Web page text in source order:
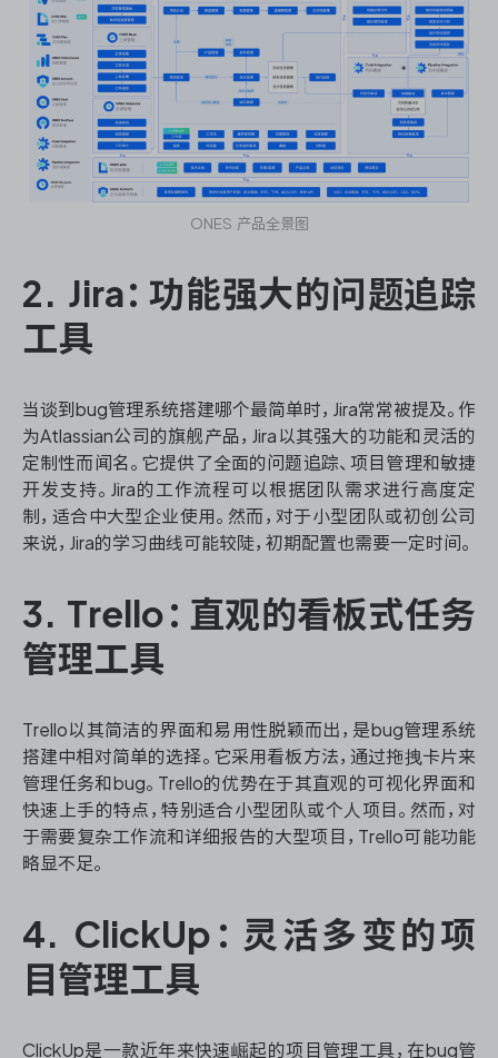
ONES 产品全景图
2. Jira：功能强大的问题追踪
工具
当谈到bug管理系统搭建哪个最简单时，Jira常常被提及。作
为Atlassian公司的旗舰产品，Jira以其强大的功能和灵活的
定制性而闻名。它提供了全面的问题追踪、项目管理和敏捷
开发支持。Jira的工作流程可以根据团队需求进行高度定
制，适合中大型企业使用。然而，对于小型团队或初创公司
来说，Jira的学习曲线可能较陡，初期配置也需要一定时间。
3. Trello：直观的看板式任务
管理工具
Trello以其简洁的界面和易用性脱颖而出，是bug管理系统
搭建中相对简单的选择。它采用看板方法，通过拖拽卡片来
管理任务和bug。Trello的优势在于其直观的可视化界面和
快速上手的特点，特别适合小型团队或个人项目。然而，对
于需要复杂工作流和详细报告的大型项目，Trello可能功能
略显不足。
4. ClickUp：灵活多变的项
目管理工具
ClickUp是一款近年来快速崛起的项目管理工具，在bug管